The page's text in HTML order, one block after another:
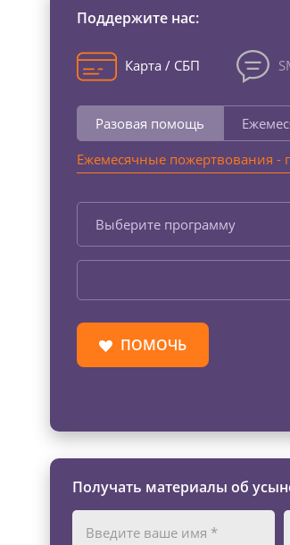
Поддержите нас:
Карта / СБП
Разовая помощь
Ежемесячные пожертвования -
Выберите программу
ПОМОЧЬ
Получать материалы об